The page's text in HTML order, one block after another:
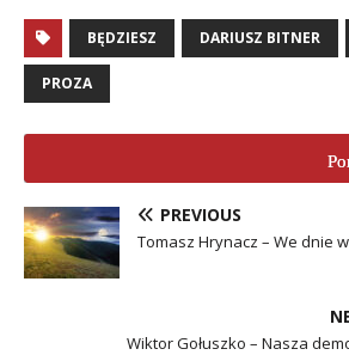
BĘDZIESZ DARIUSZ BITNER
PROZA
PREVIOUS
Tomasz Hrynacz – We dnie
Wiktor Gołuszko – Nasza